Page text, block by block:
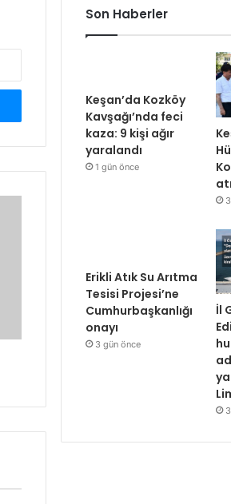
Son Haberler
Keşan’da Kozköy
Kavşağı’nda feci
kaza: 9 kişi ağır
yaralandı
1 gün önce
Erikli Atık Su Arıtma
Tesisi Projesi’ne
Cumhurbaşkanlığı
onayı
3 gün önce
İl